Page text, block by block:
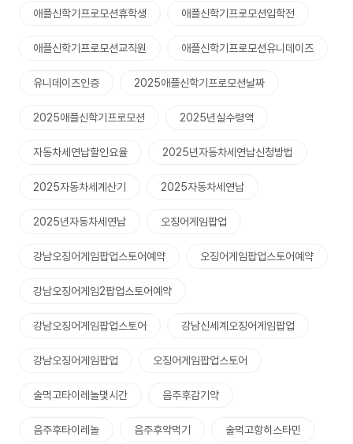
애플신학기프로모션휴학생 애플신학기프로모션입학전
애플신학기프로모션교직원 애플신학기프로모션유니데이즈
유니데이즈인증 2025애플신학기프로모션날짜
2025애플신학기프로모션 2025년실수령액
자동차세연납할인요율 2025년자동차세연납신청방법
2025자동차세계산기 2025자동차세연납
2025년자동차세연납 오징어게임팝업
강남오징어게임팝업스토어예약 오징어게임팝업스토어예약
강남오징어게임2팝업스토어예약
강남오징어게임팝업스토어 강남신세계오징어게임팝업
강남오징어게임팝업 오징어게임팝업스토어
술먹고타이레놀몇시간 음주후감기약
음주후타이레놀 음주후약먹기 술먹고항히스타민